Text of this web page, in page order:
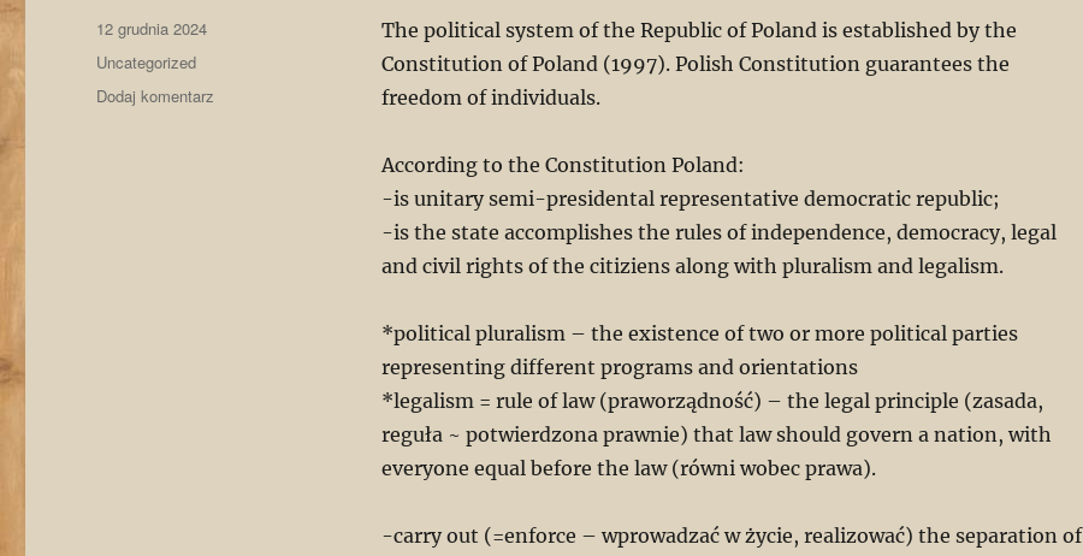
The political system of the Republic of Poland is established by the
Constitution of Poland (1997). Polish Constitution guarantees the
freedom of individuals.
According to the Constitution Poland:
-is unitary semi-presidental representative democratic republic;
-is the state accomplishes the rules of independence, democracy, legal
and civil rights of the citiziens along with pluralism and legalism.
*political pluralism – the existence of two or more political parties
representing different programs and orientations
*legalism = rule of law (praworządność) – the legal principle (zasada,
reguła ~ potwierdzona prawnie) that law should govern a nation, with
everyone equal before the law (równi wobec prawa).
-carry out (=enforce – wprowadzać w życie, realizować) the separation of
Data
publikacji
12 grudnia 2024
Kategorie
Uncategorized
Dodaj komentarz